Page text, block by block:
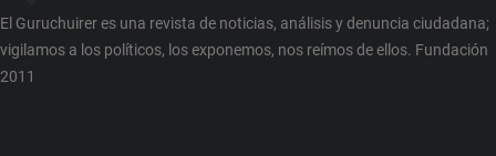
El Guruchuirer es una revista de noticias, análisis y denuncia ciudadana;
vigilamos a los políticos, los exponemos, nos reímos de ellos. Fundación
2011